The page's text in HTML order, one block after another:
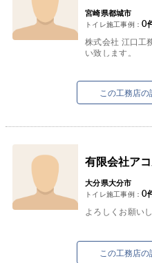
宮崎県都城市
トイレ施工事例： 0
株式会社 江口工
い致します。
この工務店
有限会社ア
大分県大分市
トイレ施工事例： 0
よろしくお願いし
この工務店